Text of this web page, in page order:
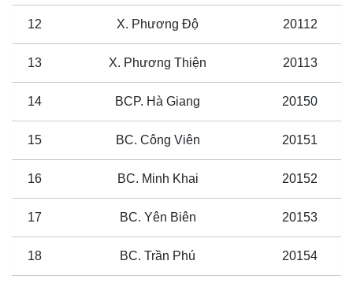
12 X. Phương Độ 20112
13 X. Phương Thiện 20113
14 BCP. Hà Giang 20150
15 BC. Công Viên 20151
16 BC. Minh Khai 20152
17 BC. Yên Biên 20153
18 BC. Trần Phú 20154